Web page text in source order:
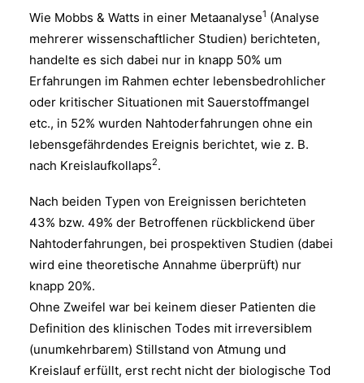
Wie Mobbs & Watts in einer Metaanalyse1 (Analyse
mehrerer wissenschaftlicher Studien) berichteten,
handelte es sich dabei nur in knapp 50% um
Erfahrungen im Rahmen echter lebensbedrohlicher
oder kritischer Situationen mit Sauerstoffmangel
etc., in 52% wurden Nahtoderfahrungen ohne ein
lebensgefährdendes Ereignis berichtet, wie z. B.
nach Kreislaufkollaps2.
Nach beiden Typen von Ereignissen berichteten
43% bzw. 49% der Betroffenen rückblickend über
Nahtoderfahrungen, bei prospektiven Studien (dabei
wird eine theoretische Annahme überprüft) nur
knapp 20%.
Ohne Zweifel war bei keinem dieser Patienten die
Definition des klinischen Todes mit irreversiblem
(unumkehrbarem) Stillstand von Atmung und
Kreislauf erfüllt, erst recht nicht der biologische Tod